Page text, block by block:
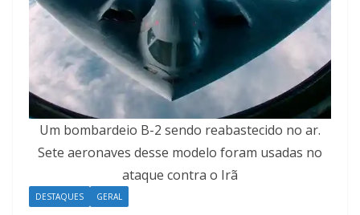
Um bombardeio B-2 sendo reabastecido no ar.
Sete aeronaves desse modelo foram usadas no
ataque contra o Irã
DESTAQUES GERAL